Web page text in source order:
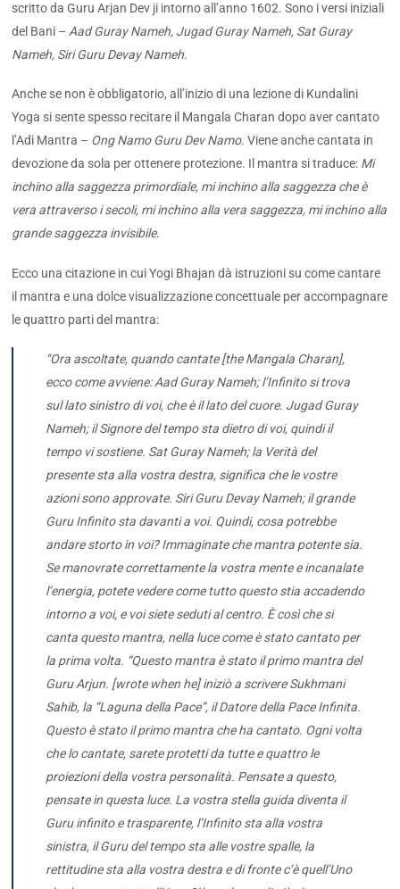
scritto da Guru Arjan Dev ji intorno all’anno 1602. Sono i versi iniziali
del Bani – Aad Guray Nameh, Jugad Guray Nameh, Sat Guray
Nameh, Siri Guru Devay Nameh.
Anche se non è obbligatorio, all’inizio di una lezione di Kundalini
Yoga si sente spesso recitare il Mangala Charan dopo aver cantato
l’Adi Mantra – Ong Namo Guru Dev Namo. Viene anche cantata in
devozione da sola per ottenere protezione. Il mantra si traduce: Mi
inchino alla saggezza primordiale, mi inchino alla saggezza che è
vera attraverso i secoli, mi inchino alla vera saggezza, mi inchino alla
grande saggezza invisibile.
Ecco una citazione in cui Yogi Bhajan dà istruzioni su come cantare
il mantra e una dolce visualizzazione concettuale per accompagnare
le quattro parti del mantra:
“Ora ascoltate, quando cantate [the Mangala Charan],
ecco come avviene: Aad Guray Nameh; l’Infinito si trova
sul lato sinistro di voi, che è il lato del cuore. Jugad Guray
Nameh; il Signore del tempo sta dietro di voi, quindi il
tempo vi sostiene. Sat Guray Nameh; la Verità del
presente sta alla vostra destra, significa che le vostre
azioni sono approvate. Siri Guru Devay Nameh; il grande
Guru Infinito sta davanti a voi. Quindi, cosa potrebbe
andare storto in voi? Immaginate che mantra potente sia.
Se manovrate correttamente la vostra mente e incanalate
l’energia, potete vedere come tutto questo stia accadendo
intorno a voi, e voi siete seduti al centro. È così che si
canta questo mantra, nella luce come è stato cantato per
la prima volta. “Questo mantra è stato il primo mantra del
Guru Arjun. [wrote when he] iniziò a scrivere Sukhmani
Sahib, la “Laguna della Pace”, il Datore della Pace Infinita.
Questo è stato il primo mantra che ha cantato. Ogni volta
che lo cantate, sarete protetti da tutte e quattro le
proiezioni della vostra personalità. Pensate a questo,
pensate in questa luce. La vostra stella guida diventa il
Guru infinito e trasparente, l’Infinito sta alla vostra
sinistra, il Guru del tempo sta alle vostre spalle, la
rettitudine sta alla vostra destra e di fronte c’è quell’Uno